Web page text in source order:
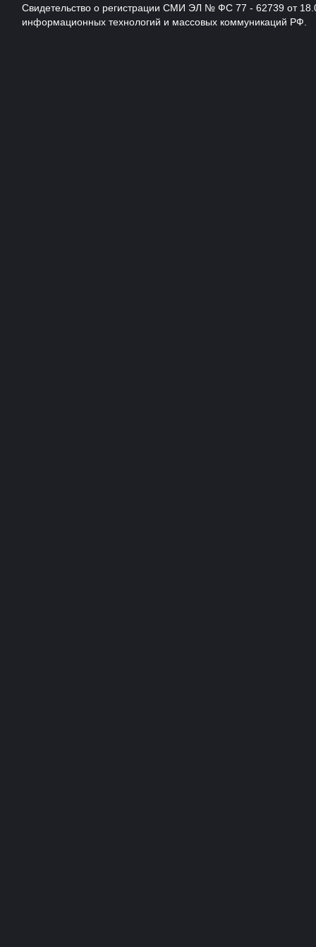
Свидетельство о регистрации СМИ ЭЛ № ФС 77 - 62739 от
информационных технологий и массовых коммуникаций РФ.